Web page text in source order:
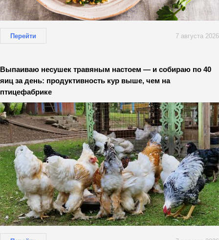
Перейти 7 августа 2026
Выпаиваю несушек травяным настоем — и собираю по 40
яиц за день: продуктивность кур выше, чем на
птицефабрике